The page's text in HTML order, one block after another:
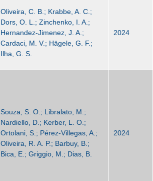
Oliveira, C. B.; Krabbe, A. C.;
Dors, O. L.; Zinchenko, I. A.;
Hernandez-Jimenez, J. A.;
Cardaci, M. V.; Hägele, G. F.;
Ilha, G. S.
2024
Souza, S. O.; Libralato, M.;
Nardiello, D.; Kerber, L. O.;
Ortolani, S.; Pérez-Villegas, A.;
Oliveira, R. A. P.; Barbuy, B.;
Bica, E.; Griggio, M.; Dias, B.
2024